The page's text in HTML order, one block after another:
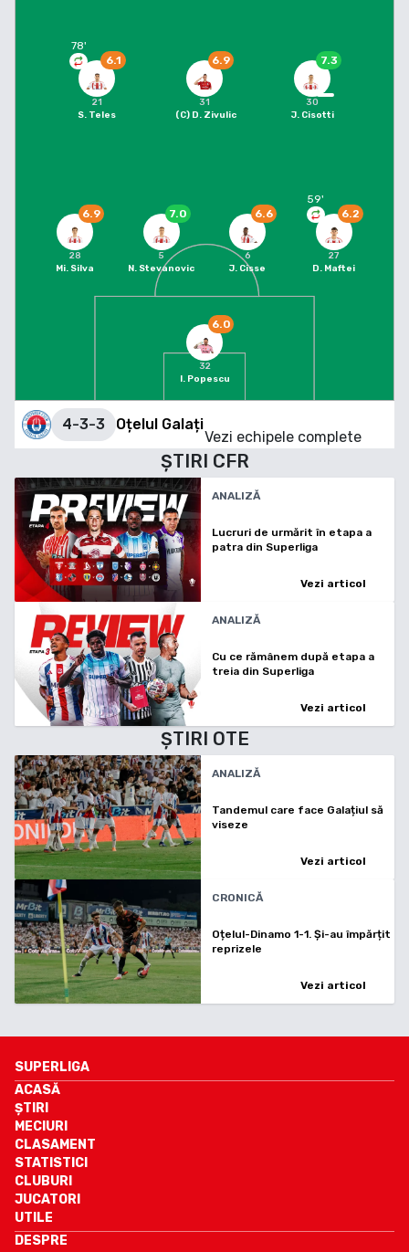
6.1
78'
21
S. Teles
6.9
31
(C) D. Zivulic
7.3
30
J. Cisotti
6.9
28
Mi. Silva
7.0
5
N. Stevanovic
6.6
6
J. Cisse
6.2
59'
27
D. Maftei
6.0
32
I. Popescu
4-3-3 Oțelul Galați
Vezi echipele complete
ȘTIRI CFR
ANALIZĂ
Lucruri de urmărit în etapa a
patra din Superliga
Vezi articol
ANALIZĂ
Cu ce rămânem după etapa a
treia din Superliga
Vezi articol
ȘTIRI OTE
ANALIZĂ
Tandemul care face Galațiul să
viseze
Vezi articol
CRONICĂ
Oțelul-Dinamo 1-1. Și-au împărțit
reprizele
Vezi articol
SUPERLIGA
ACASĂ
ȘTIRI
MECIURI
CLASAMENT
STATISTICI
CLUBURI
JUCATORI
UTILE
DESPRE